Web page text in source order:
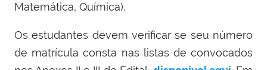
Matemática, Química).
Os estudantes devem verificar se seu número
de matrícula consta nas listas de convocados